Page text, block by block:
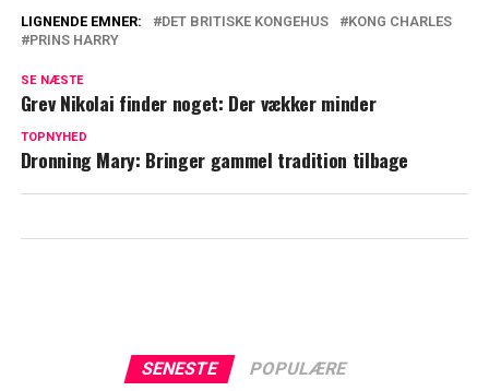
Slut med tavshed? Nyt møde tyder på
Astrologer advarer: 2026 kan blive et
LIGNENDE EMNER: DET BRITISKE KONGEHUS
KONG CHARLES
PRINS HARRY
SE NÆSTE
Grev Nikolai finder noget: Der vækker minder
TOPNYHED
Dronning Mary: Bringer gammel tradition tilbage
SENESTE POPULÆRE